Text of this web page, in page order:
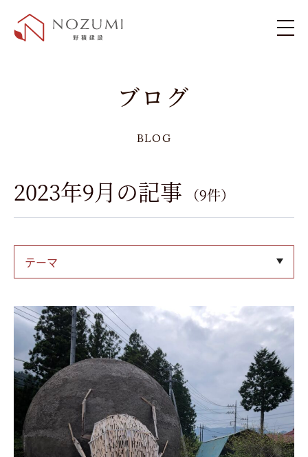
お客様の声
ブログ
会社案内
最新イベント
展示場予約
ブログ
BLOG
2023年9月の記事 （9件）
テーマ